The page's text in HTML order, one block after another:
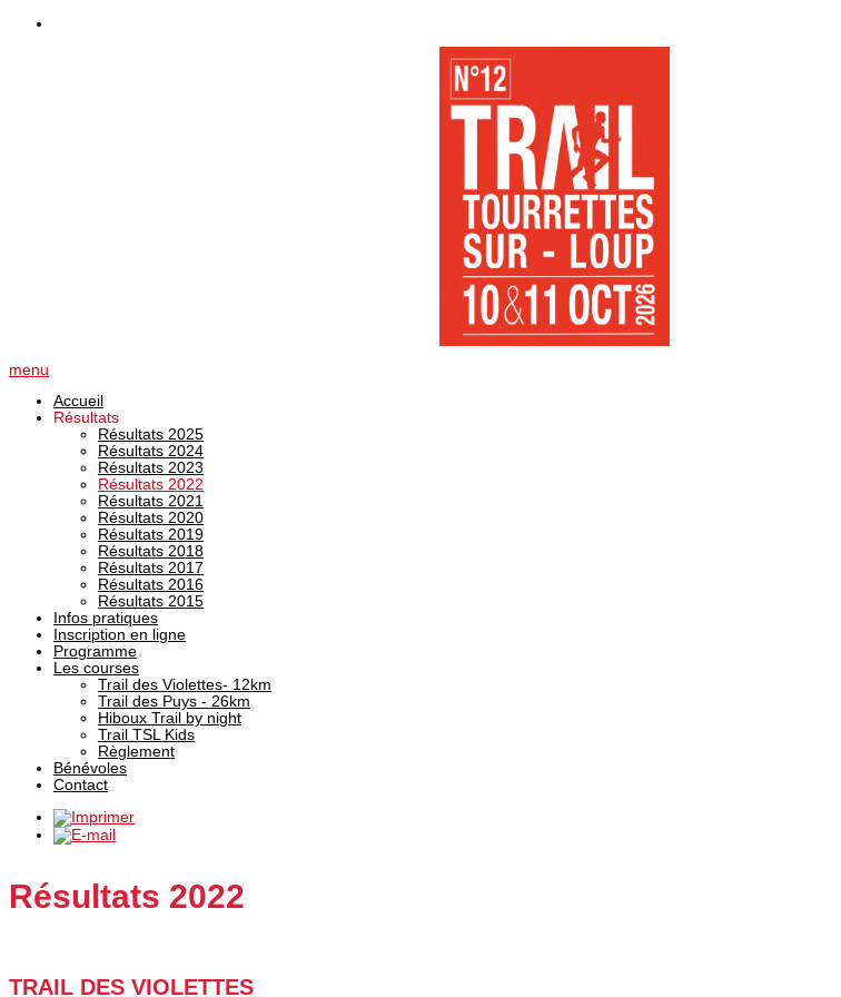
menu
Accueil
Résultats
Résultats 2025
Résultats 2024
Résultats 2023
Résultats 2022
Résultats 2021
Résultats 2020
Résultats 2019
Résultats 2018
Résultats 2017
Résultats 2016
Résultats 2015
Infos pratiques
Inscription en ligne
Programme
Les courses
Trail des Violettes- 12km
Trail des Puys - 26km
Hiboux Trail by night
Trail TSL Kids
Règlement
Bénévoles
Contact
Résultats 2022
TRAIL DES VIOLETTES